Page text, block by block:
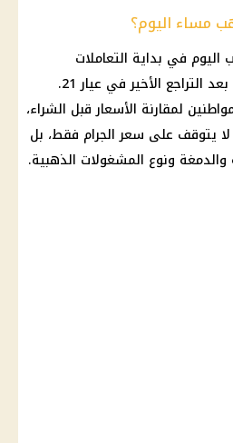
مساء اليوم؟
في بداية التعاملات
المسائية حالة من الهدوء بعد التراجع الأخير في عيار 21.
لمقارنة الأسعار قبل الشراء،
يتوقف على سعر الجرام فقط، بل
والدمغة ونوع المشغولات الذهبية.